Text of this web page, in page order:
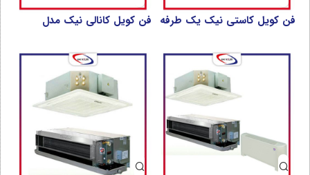
فن کویل کاستی نیک یک طرفه فن کویل کانالی نیک مدل